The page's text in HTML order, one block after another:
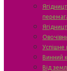
Успішне
Винний
Від